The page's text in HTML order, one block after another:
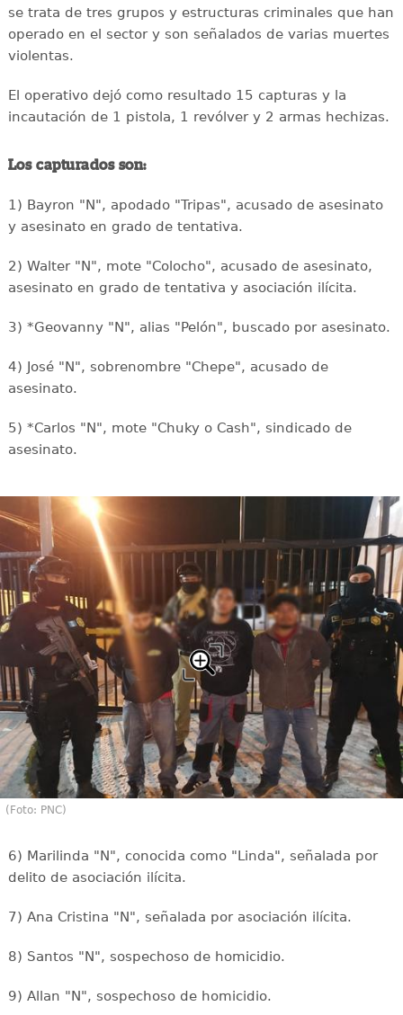
se trata de tres grupos y estructuras criminales que han
operado en el sector y son señalados de varias muertes
violentas.
El operativo dejó como resultado 15 capturas y la
incautación de 1 pistola, 1 revólver y 2 armas hechizas.
Los capturados son:
1) Bayron "N", apodado "Tripas", acusado de asesinato
y asesinato en grado de tentativa.
2) Walter "N", mote "Colocho", acusado de asesinato,
asesinato en grado de tentativa y asociación ilícita.
3) *Geovanny "N", alias "Pelón", buscado por asesinato.
4) José "N", sobrenombre "Chepe", acusado de
asesinato.
5) *Carlos "N", mote "Chuky o Cash", sindicado de
asesinato.
(Foto: PNC)
6) Marilinda "N", conocida como "Linda", señalada por
delito de asociación ilícita.
7) Ana Cristina "N", señalada por asociación ilícita.
8) Santos "N", sospechoso de homicidio.
9) Allan "N", sospechoso de homicidio.